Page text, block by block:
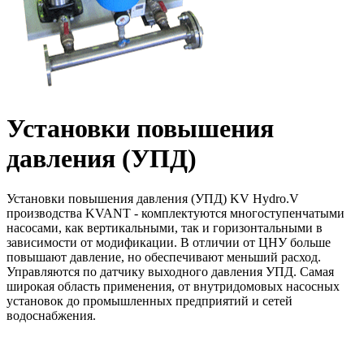
Установки повышения
давления (УПД)
Установки повышения давления (УПД) KV Hydro.V
производства KVANT - комплектуются многоступенчатыми
насосами, как вертикальными, так и горизонтальными в
зависимости от модификации. В отличии от ЦНУ больше
повышают давление, но обеспечивают меньший расход.
Управляются по датчику выходного давления УПД. Самая
широкая область применения, от внутридомовых насосных
установок до промышленных предприятий и сетей
водоснабжения.